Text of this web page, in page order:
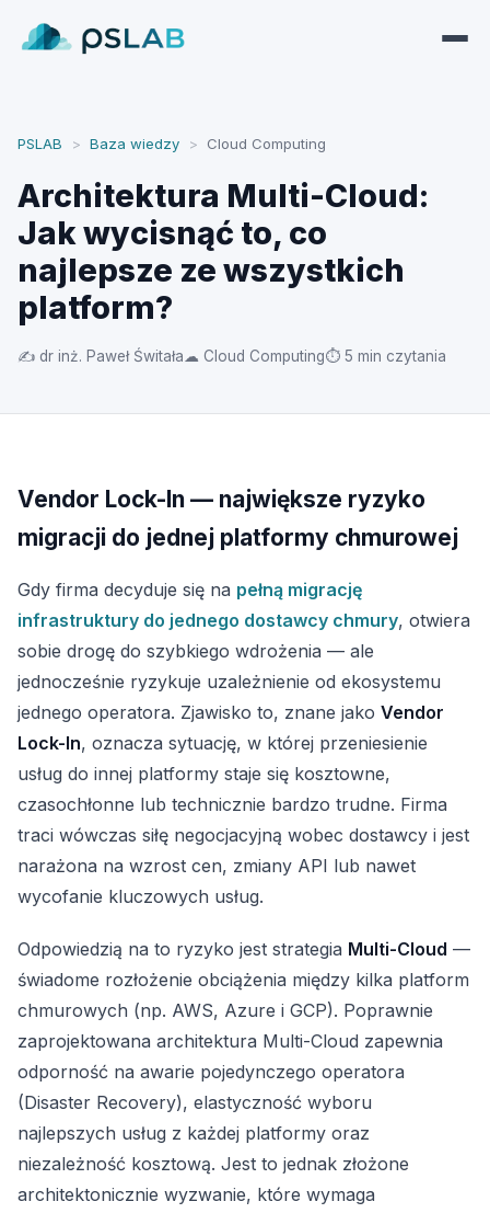
PSLAB > Baza wiedzy > Cloud Computing
Architektura Multi-Cloud:
Jak wycisnąć to, co
najlepsze ze wszystkich
platform?
✍ dr inż. Paweł Świtała☁ Cloud Computing⏱ 5 min czytania
Vendor Lock-In — największe ryzyko
migracji do jednej platformy chmurowej
Gdy firma decyduje się na pełną migrację
infrastruktury do jednego dostawcy chmury, otwiera
sobie drogę do szybkiego wdrożenia — ale
jednocześnie ryzykuje uzależnienie od ekosystemu
jednego operatora. Zjawisko to, znane jako Vendor
Lock-In, oznacza sytuację, w której przeniesienie
usług do innej platformy staje się kosztowne,
czasochłonne lub technicznie bardzo trudne. Firma
traci wówczas siłę negocjacyjną wobec dostawcy i jest
narażona na wzrost cen, zmiany API lub nawet
wycofanie kluczowych usług.
Odpowiedzią na to ryzyko jest strategia Multi-Cloud —
świadome rozłożenie obciążenia między kilka platform
chmurowych (np. AWS, Azure i GCP). Poprawnie
zaprojektowana architektura Multi-Cloud zapewnia
odporność na awarie pojedynczego operatora
(Disaster Recovery), elastyczność wyboru
najlepszych usług z każdej platformy oraz
niezależność kosztową. Jest to jednak złożone
architektonicznie wyzwanie, które wymaga